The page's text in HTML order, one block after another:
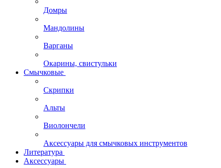
Домры
Мандолины
Варганы
Окарины, свистульки
Смычковые
Скрипки
Альты
Виолончели
Аксессуары для смычковых инструментов
Литература
Аксессуары